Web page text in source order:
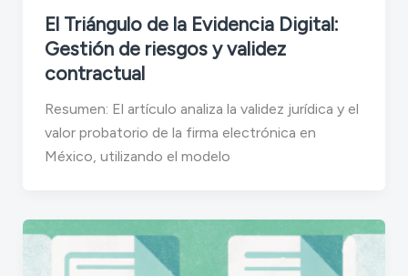
El Triángulo de la Evidencia Digital:
Gestión de riesgos y validez
contractual
Resumen: El artículo analiza la validez jurídica y el
valor probatorio de la firma electrónica en
México, utilizando el modelo